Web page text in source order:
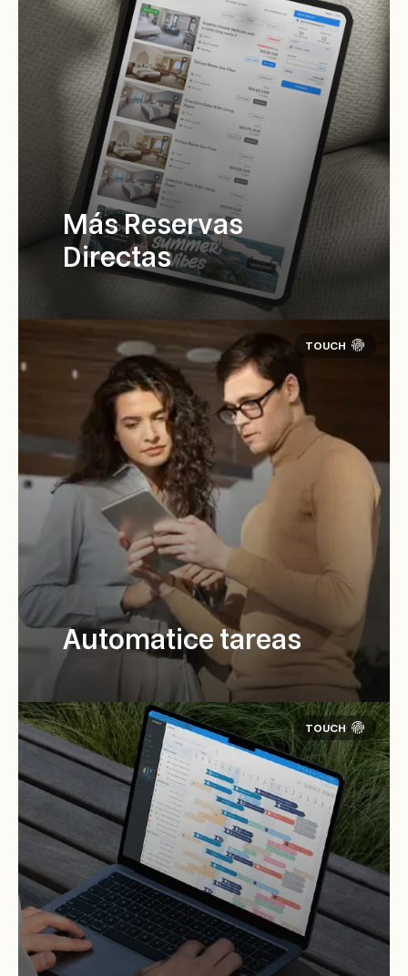
Más Reservas
Directas
Automatice tareas